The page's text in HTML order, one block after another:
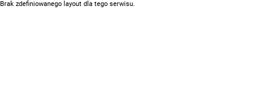
Brak zdefiniowanego layout dla tego serwisu.